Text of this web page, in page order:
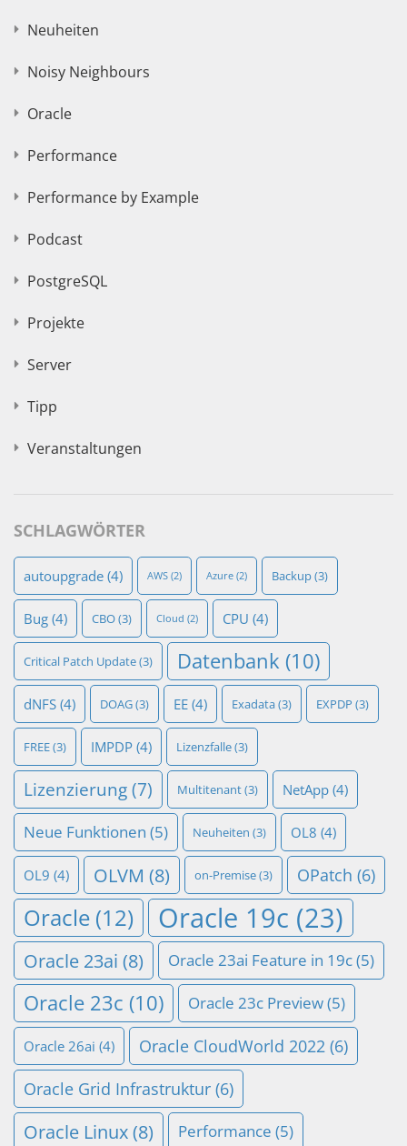
Neuheiten
Noisy Neighbours
Oracle
Performance
Performance by Example
Podcast
PostgreSQL
Projekte
Server
Tipp
Veranstaltungen
SCHLAGWÖRTER
autoupgrade (4) AWS (2) Azure (2) Backup(3)
Bug (4) CBO(3) Cloud (2) CPU (4)
Critical Patch Update(3) Datenbank (10)
dNFS (4) DOAG(3) EE (4) Exadata(3) EXPDP (3)
FREE(3) IMPDP (4) Lizenzfalle(3)
Lizenzierung(7) Multitenant(3) NetApp (4)
Neue Funktionen (5) Neuheiten (3) OL8 (4)
OL9 (4) OLVM (8) on-Premise(3) OPatch (6)
Oracle (12) Oracle 19c (23)
Oracle 23ai (8) Oracle 23ai Feature in 19c(5)
Oracle 23c (10) Oracle 23c Preview(5)
Oracle 26ai (4) Oracle CloudWorld 2022 (6)
Oracle Grid Infrastruktur (6)
Oracle Linux(8) Performance (5)